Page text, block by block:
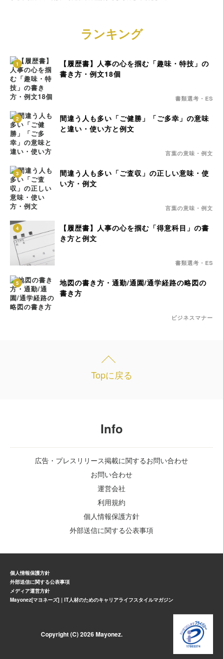
ランキング
1
【履歴書】人事の心を掴む「趣味・特技」の
書き方・例文18個
書類選考・ES
2
間違う人も多い「ご健勝」「ご多幸」の意味
と違い・使い方と例文
言葉の意味・例文
3
間違う人も多い「ご査収」の正しい意味・使
い方・例文
言葉の意味・例文
4
【履歴書】人事の心を掴む「得意科目」の書
き方と例文
書類選考・ES
5
地図の書き方・通勤/通園/通学経路の略図の
書き方
ビジネスマナー
Topに戻る
Info
広告・プレスリリース掲載に関するお問い合わせ
お問い合わせ
運営会社
利用規約
個人情報保護方針
外部送信に関する公表事項
個人情報保護方針
外部送信に関する公表事項
メディア運営方針
Mayonez[マヨネーズ]｜IT人材のためのキャリアライフスタイルマガジン
Copyright (C) 2026 Mayonez.